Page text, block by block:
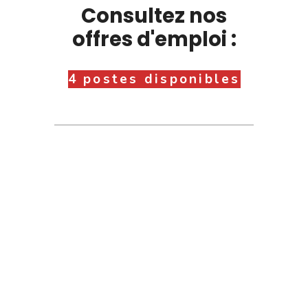
Consultez nos
offres d'emploi :
4 postes disponibles